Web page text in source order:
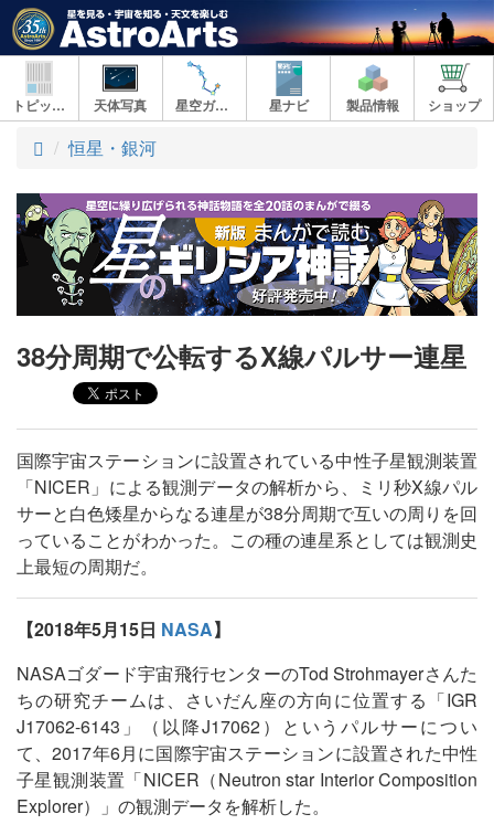
トピックス 天体写真 星空ガイド 星ナビ 製品情報 ショップ
ト
プ
恒星・銀河
38分周期で公転するX線パルサー連星
国際宇宙ステーションに設置されている中性子星観測装置
「NICER」による観測データの解析から、ミリ秒X線パル
サーと白色矮星からなる連星が38分周期で互いの周りを回
っていることがわかった。この種の連星系としては観測史
上最短の周期だ。
【2018年5月15日 NASA】
NASAゴダード宇宙飛行センターのTod Strohmayerさんた
ちの研究チームは、さいだん座の方向に位置する「IGR
J17062-6143」（以降J17062）というパルサーについ
て、2017年6月に国際宇宙ステーションに設置された中性
子星観測装置「NICER（Neutron star Interior Composition
Explorer）」の観測データを解析した。